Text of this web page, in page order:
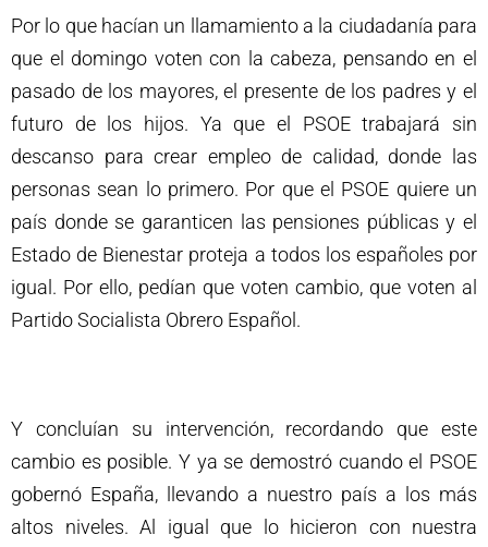
Por lo que hacían un llamamiento a la ciudadanía para
que el domingo voten con la cabeza, pensando en el
pasado de los mayores, el presente de los padres y el
futuro de los hijos. Ya que el PSOE trabajará sin
descanso para crear empleo de calidad, donde las
personas sean lo primero. Por que el PSOE quiere un
país donde se garanticen las pensiones públicas y el
Estado de Bienestar proteja a todos los españoles por
igual. Por ello, pedían que voten cambio, que voten al
Partido Socialista Obrero Español.
Y concluían su intervención, recordando que este
cambio es posible. Y ya se demostró cuando el PSOE
gobernó España, llevando a nuestro país a los más
altos niveles. Al igual que lo hicieron con nuestra